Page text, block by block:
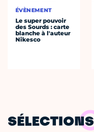
ÉVÈNEMENT
Le super pouvoir
des Sourds : carte
blanche à l'auteur
Nikesco
SÉLECTIONS